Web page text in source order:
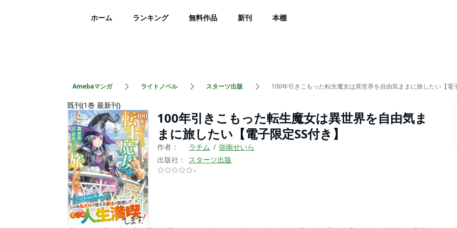
ホーム ランキング 無料作品 新刊 本棚
Amebaマンガ ライトノベル スターツ出版 100年引きこもった転生魔女は異世界を自由気ままに旅したい【電
既刊(1巻 最新刊)
100年引きこもった転生魔女は異世界を自由気ま
まに旅したい【電子限定SS付き】
作者： ラチム
弥南せいら
出版社：
スターツ出版
-